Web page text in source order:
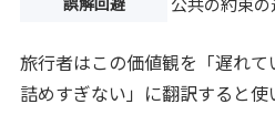
旅行者はこの価値観を「遅れ
詰めすぎない」に翻訳すると使